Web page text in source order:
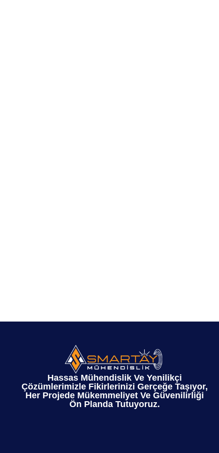
Hassas Mühendislik Ve Yenilikçi
Çözümlerimizle Fikirlerinizi Gerçeğe Taşıyor,
Her Projede Mükemmeliyet Ve Güvenilirliği
Ön Planda Tutuyoruz.